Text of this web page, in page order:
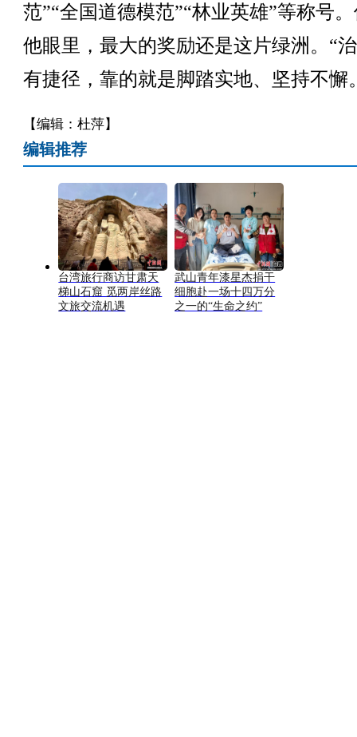
范”“全国道德模范”“林业英雄”等称号
他眼里，最大的奖励还是这片绿洲。“
有捷径，靠的就是脚踏实地、坚持不懈
【编辑：杜萍】
编辑推荐
台湾旅行商访甘肃天
梯山石窟 觅两岸丝路
文旅交流机遇
武山青年漆星杰捐干
细胞赴一场十四万分
之一的“生命之约”